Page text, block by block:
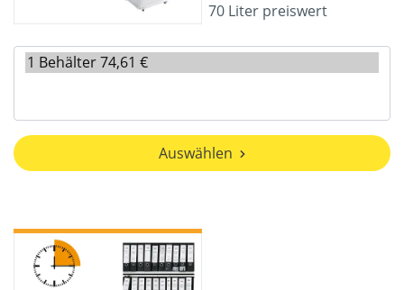
70 Liter preiswert
Auswählen